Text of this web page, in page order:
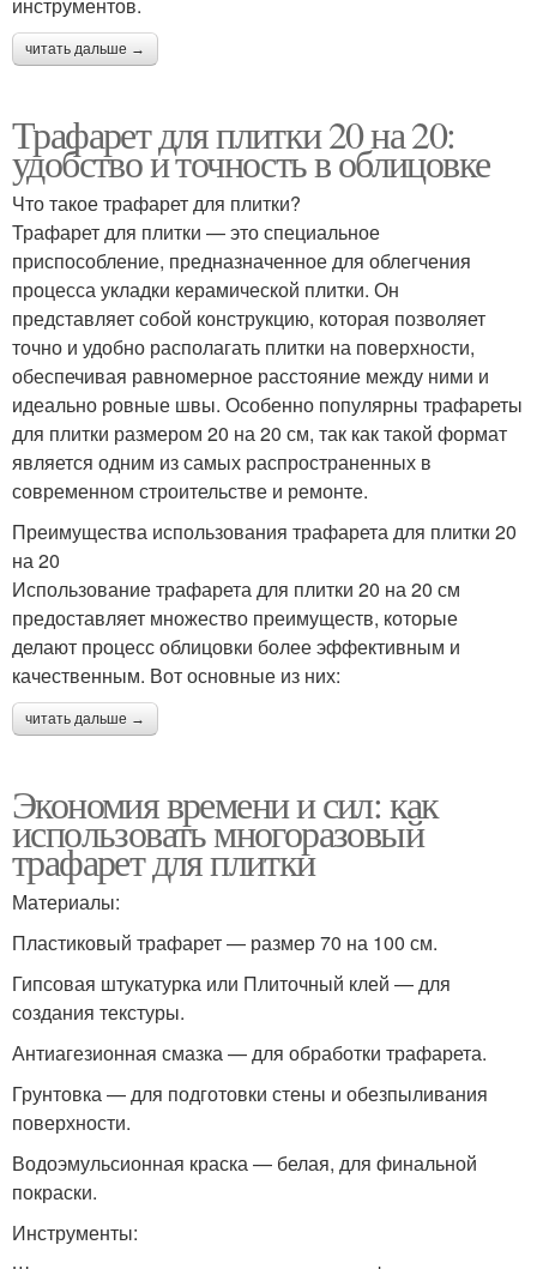
читать дальше →
Трафарет для плитки 20 на 20:
удобство и точность в облицовке
Что такое трафарет для плитки?
Трафарет для плитки — это специальное
приспособление, предназначенное для облегчения
процесса укладки керамической плитки. Он
представляет собой конструкцию, которая позволяет
точно и удобно располагать плитки на поверхности,
обеспечивая равномерное расстояние между ними и
идеально ровные швы. Особенно популярны трафареты
для плитки размером 20 на 20 см, так как такой формат
является одним из самых распространенных в
современном строительстве и ремонте.
Преимущества использования трафарета для плитки 20
на 20
Использование трафарета для плитки 20 на 20 см
предоставляет множество преимуществ, которые
делают процесс облицовки более эффективным и
качественным. Вот основные из них:
читать дальше →
Экономия времени и сил: как
использовать многоразовый
трафарет для плитки
Материалы:
Пластиковый трафарет — размер 70 на 100 см.
Гипсовая штукатурка или Плиточный клей — для
создания текстуры.
Антиагезионная смазка — для обработки трафарета.
Грунтовка — для подготовки стены и обезпыливания
поверхности.
Водоэмульсионная краска — белая, для финальной
покраски.
Инструменты: